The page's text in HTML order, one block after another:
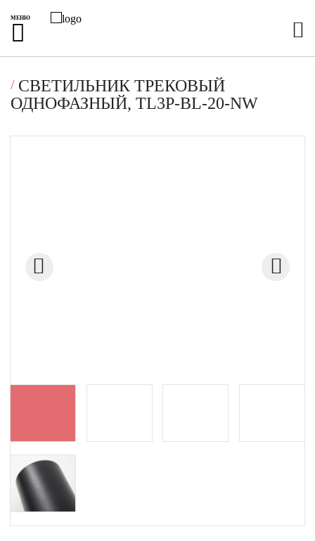
МЕНЮ
СВЕТИЛЬНИК ТРЕКОВЫЙ
ОДНОФАЗНЫЙ, TL3P-BL-20-NW